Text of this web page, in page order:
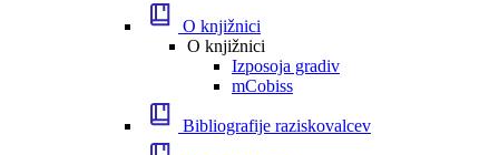
O knjižnici
O knjižnici
Izposoja gradiv
mCobiss
Bibliografije raziskovalcev